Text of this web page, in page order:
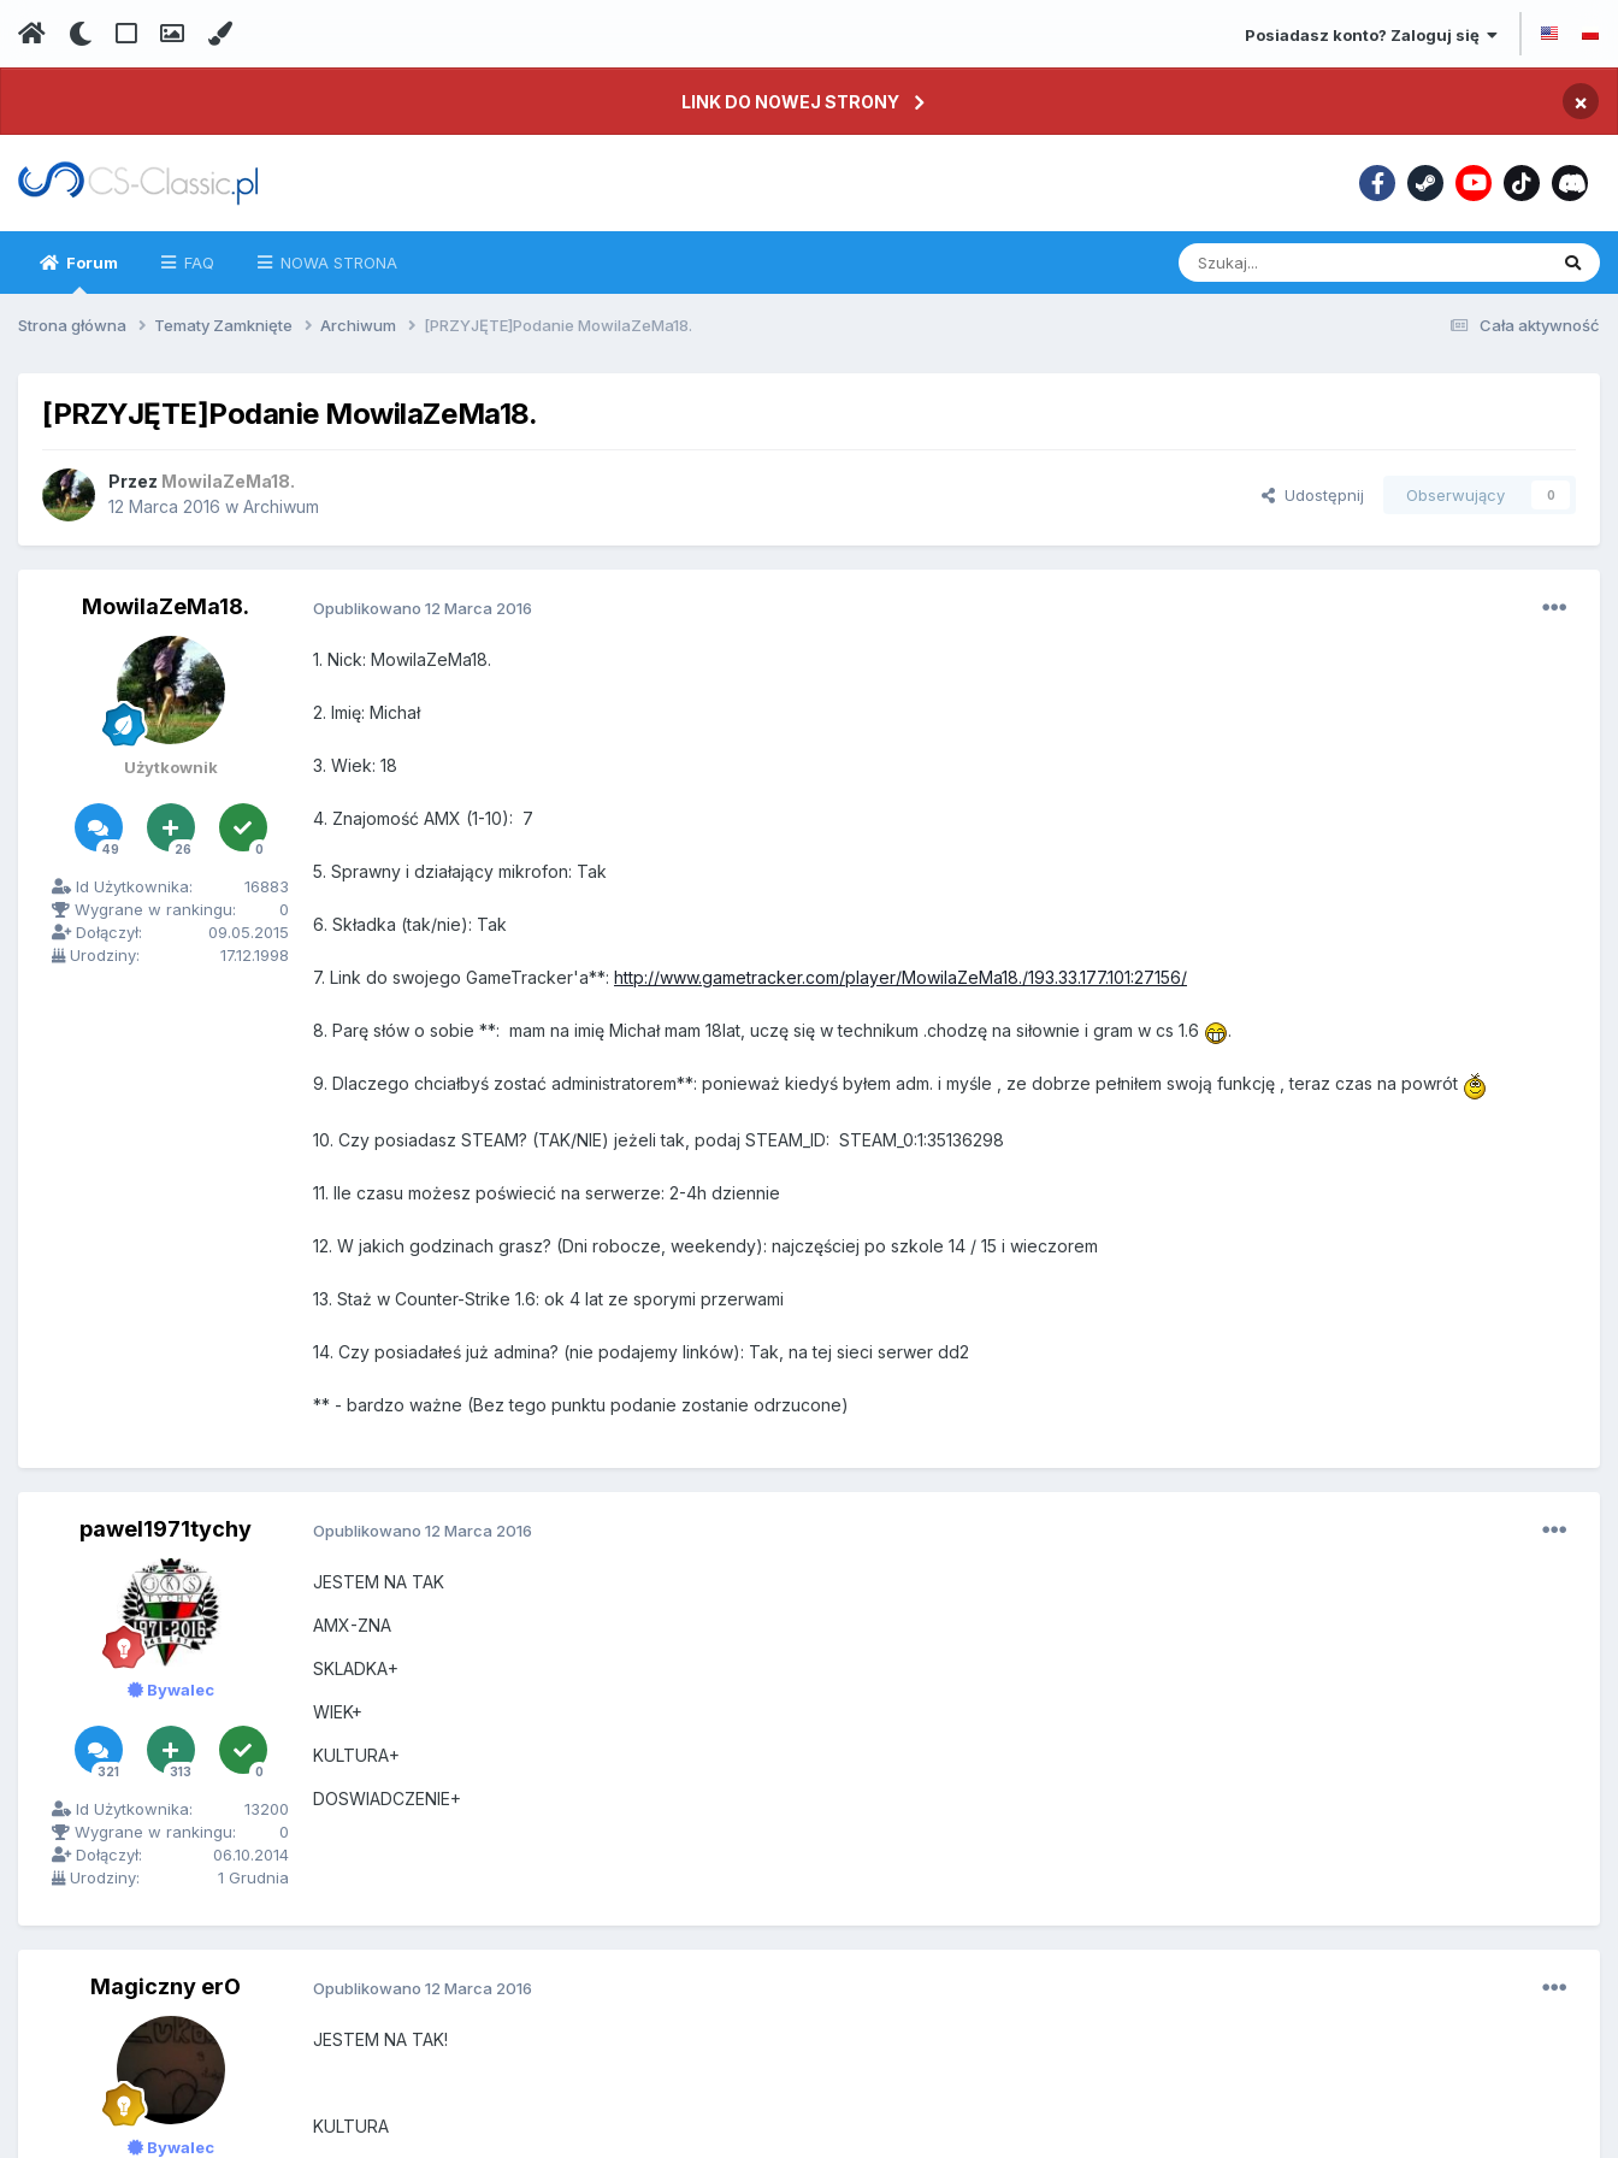
Posiadasz konto? Zaloguj się
LINK DO NOWEJ STRONY ×
Forum FAQ NOWA STRONA
Cała aktywność
Strona główna Tematy Zamknięte Archiwum [PRZYJĘTE]Podanie MowilaZeMa18.
[PRZYJĘTE]Podanie MowilaZeMa18.
Przez MowilaZeMa18.
12 Marca 2016 w Archiwum
Udostępnij Obserwujący 0
MowilaZeMa18.
Użytkownik
49 26 0
Id Użytkownika:
16883
Wygrane w rankingu:
0
Dołączył:
09.05.2015
Urodziny:
17.12.1998
Opublikowano 12 Marca 2016
1. Nick: MowilaZeMa18.
2. Imię: Michał
3. Wiek: 18
4. Znajomość AMX (1-10): 7
5. Sprawny i działający mikrofon: Tak
6. Składka (tak/nie): Tak
7. Link do swojego GameTracker'a**: http://www.gametracker.com/player/MowilaZeMa18./193.33.177.101:27156/
8. Parę słów o sobie **: mam na imię Michał mam 18lat, uczę się w technikum .chodzę na siłownie i gram w cs 1.6 .
9. Dlaczego chciałbyś zostać administratorem**: ponieważ kiedyś byłem adm. i myśle , ze dobrze pełniłem swoją funkcję , teraz czas na powrót
10. Czy posiadasz STEAM? (TAK/NIE) jeżeli tak, podaj STEAM_ID: STEAM_0:1:35136298
11. Ile czasu możesz poświecić na serwerze: 2-4h dziennie
12. W jakich godzinach grasz? (Dni robocze, weekendy): najczęściej po szkole 14 / 15 i wieczorem
13. Staż w Counter-Strike 1.6: ok 4 lat ze sporymi przerwami
14. Czy posiadałeś już admina? (nie podajemy linków): Tak, na tej sieci serwer dd2
** - bardzo ważne (Bez tego punktu podanie zostanie odrzucone)
pawel1971tychy
Bywalec
321 313 0
Id Użytkownika:
13200
Wygrane w rankingu:
0
Dołączył:
06.10.2014
Urodziny:
1 Grudnia
Opublikowano 12 Marca 2016
JESTEM NA TAK
AMX-ZNA
SKLADKA+
WIEK+
KULTURA+
DOSWIADCZENIE+
Magiczny erO
Bywalec
Opublikowano 12 Marca 2016
JESTEM NA TAK!
KULTURA